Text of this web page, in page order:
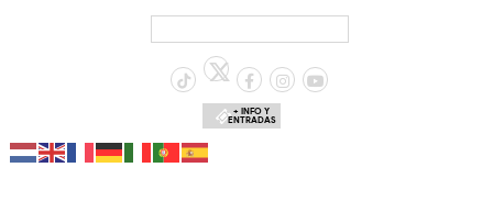
+ INFO Y
ENTRADAS